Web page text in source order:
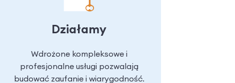
Działamy
Wdrożone kompleksowe i
profesjonalne usługi pozwalają
budować zaufanie i wiarygodność.